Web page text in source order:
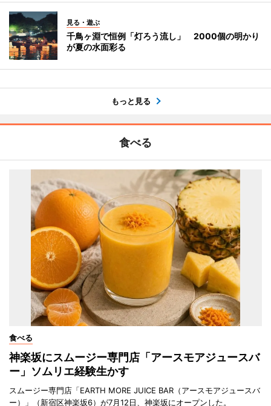
見る・遊ぶ
千鳥ヶ淵で恒例「灯ろう流し」 2000個の明かり
が夏の水面彩る
もっと見る
食べる
食べる
神楽坂にスムージー専門店「アースモアジュースバ
ー」ソムリエ経験生かす
スムージー専門店「EARTH MORE JUICE BAR（アースモアジュースバ
ー）」（新宿区神楽坂6）が7月12日、神楽坂にオープンした。